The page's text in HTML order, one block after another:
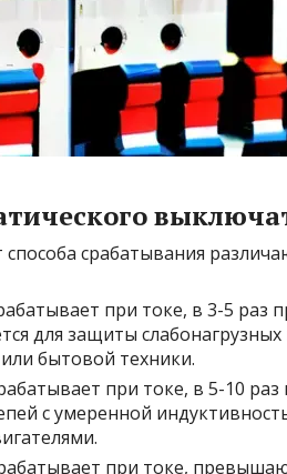
способа срабатывания
при токе, в 3-5
для защиты
бытовой техники.
при токе, в 5-10
с умеренной
при токе,